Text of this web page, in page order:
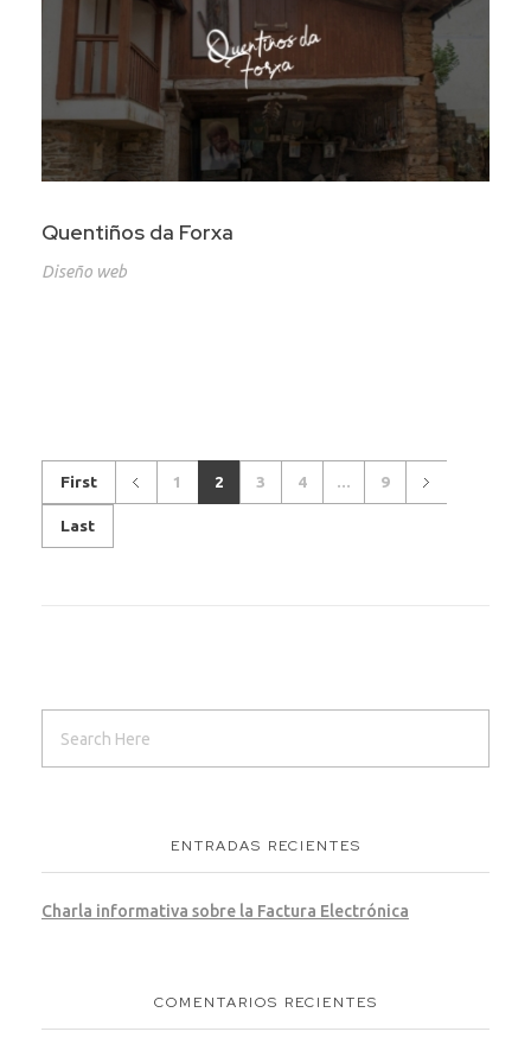
Quentiños da Forxa
Diseño web
First 1 2 3 4 ... 9
Last
ENTRADAS RECIENTES
Charla informativa sobre la Factura Electrónica
COMENTARIOS RECIENTES